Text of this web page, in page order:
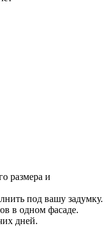
размера и
под вашу задумку.
в одном фасаде.
дней.